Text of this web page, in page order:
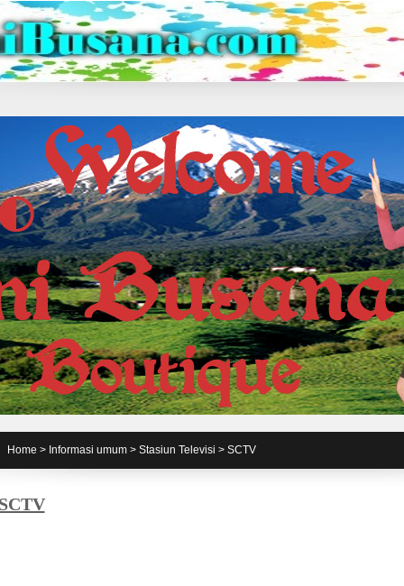
Home > Informasi umum> Stasiun Televisi > SCTV